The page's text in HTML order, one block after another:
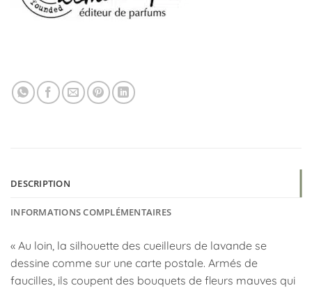
DESCRIPTION
INFORMATIONS COMPLÉMENTAIRES
« Au loin, la silhouette des cueilleurs de lavande se
dessine comme sur une carte postale. Armés de
faucilles, ils coupent des bouquets de fleurs mauves qui